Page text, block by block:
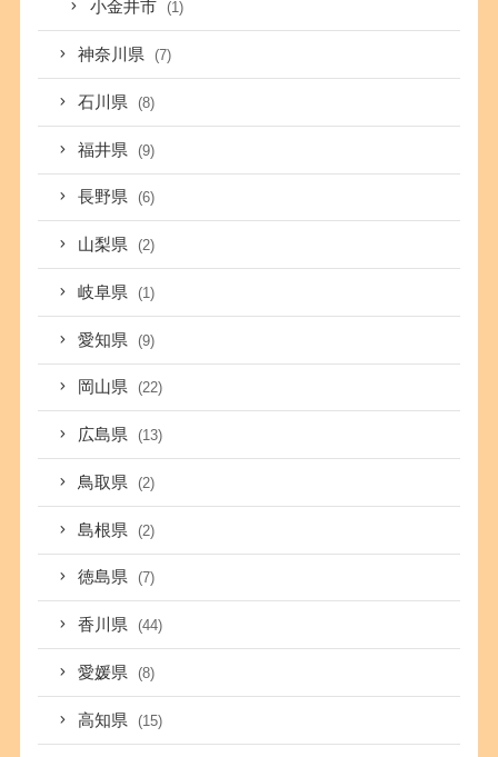
小金井市 (1)
神奈川県 (7)
石川県 (8)
福井県 (9)
長野県 (6)
山梨県 (2)
岐阜県 (1)
愛知県 (9)
岡山県 (22)
広島県 (13)
鳥取県 (2)
島根県 (2)
徳島県 (7)
香川県 (44)
愛媛県 (8)
高知県 (15)